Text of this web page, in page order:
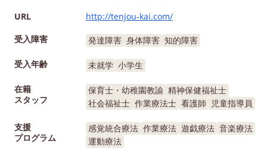
URL
http://tenjou-kai.com/
受入障害
発達障害 身体障害 知的障害
受入年齢 未就学 小学生
在籍
スタッフ
保育士・幼稚園教諭 精神保健福祉士
社会福祉士 作業療法士 看護師 児童指導員
支援
プログラム
感覚統合療法 作業療法 遊戯療法 音楽療法
運動療法